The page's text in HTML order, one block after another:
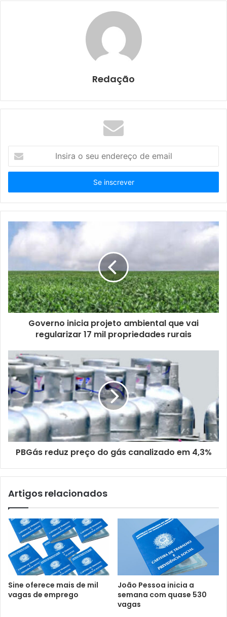
Redação
s
r
a
u
d
e
r
e
e
e
m
a
i
l
Governo inicia projeto ambiental que vai
regularizar 17 mil propriedades rurais
PBGás reduz preço do gás canalizado em 4,3%
Artigos relacionados
Sine oferece mais de mil
vagas de emprego
João Pessoa inicia a
semana com quase 530
vagas